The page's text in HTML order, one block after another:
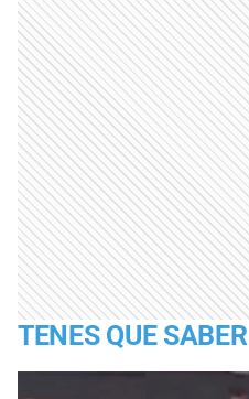
TENES QUE SABER